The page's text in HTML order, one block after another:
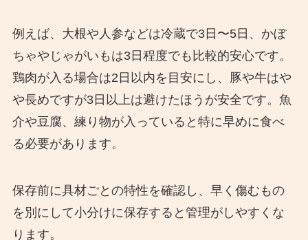
例えば、大根や人参などは冷蔵で3日〜5日、かぼ
ちゃやじゃがいもは3日程度でも比較的安心です。
鶏肉が入る場合は2日以内を目安にし、豚や牛はや
や長めですが3日以上は避けたほうが安全です。魚
介や豆腐、練り物が入っていると特に早めに食べ
る必要があります。
保存前に具材ごとの特性を確認し、早く傷むもの
を別にして小分けに保存すると管理がしやすくな
ります。